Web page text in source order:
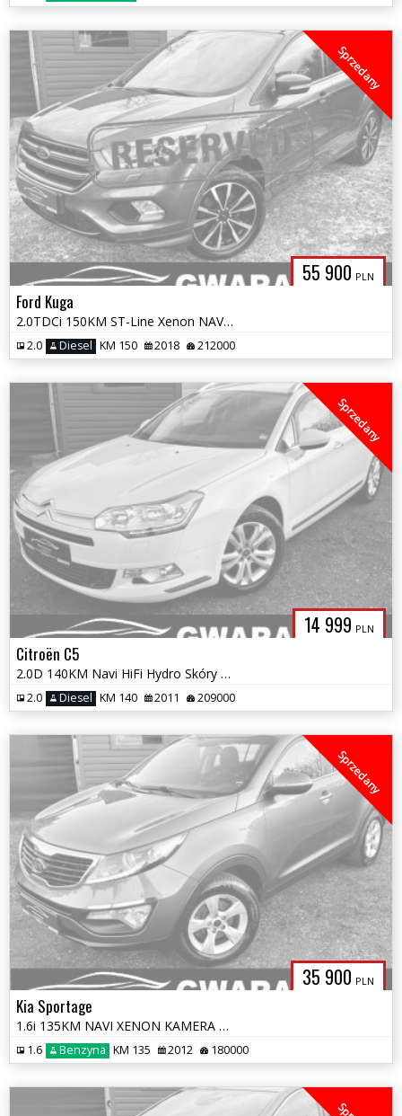
55 900 PLN
Sprzedany
Ford Kuga
2.0TDCi 150KM ST-Line Xenon NAVI LED SKÓRY Grz.Fotele+Kierownica OPŁAT
2.0 Diesel KM 150 2018 212000
14 999 PLN
Sprzedany
Citroën C5
2.0D 140KM Navi HiFi Hydro Skóry Masaż LED Grz.Fotele 2xPDC El.Klapa A
2.0 Diesel KM 140 2011 209000
35 900 PLN
Sprzedany
Kia Sportage
1.6i 135KM NAVI XENON KAMERA LED 2xPDC 4xGrz.FOTELE SERWIS KLIMATRONIK
1.6 Benzyna KM 135 2012 180000